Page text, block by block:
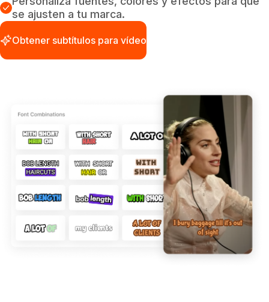
se ajusten a tu marca.
Obtener subtítulos para vídeo